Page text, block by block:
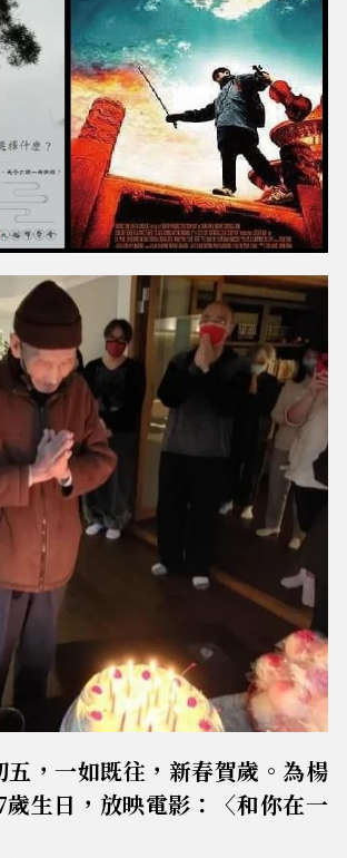
，一如既往，新春賀歲。為楊
生日，放映電影：〈和你在一